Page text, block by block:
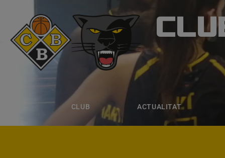
CLUB ACTUALITAT
CLUB
ACTUALITAT